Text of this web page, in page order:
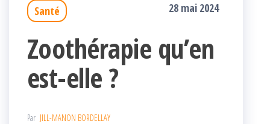
Santé 28 mai 2024
Zoothérapie qu’en
est-elle ?
Par JILL-MANON BORDELLAY